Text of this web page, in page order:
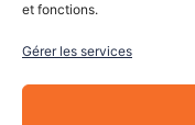
et fonctions.
Gérer les services
Informations
À Propos de nous
Blog